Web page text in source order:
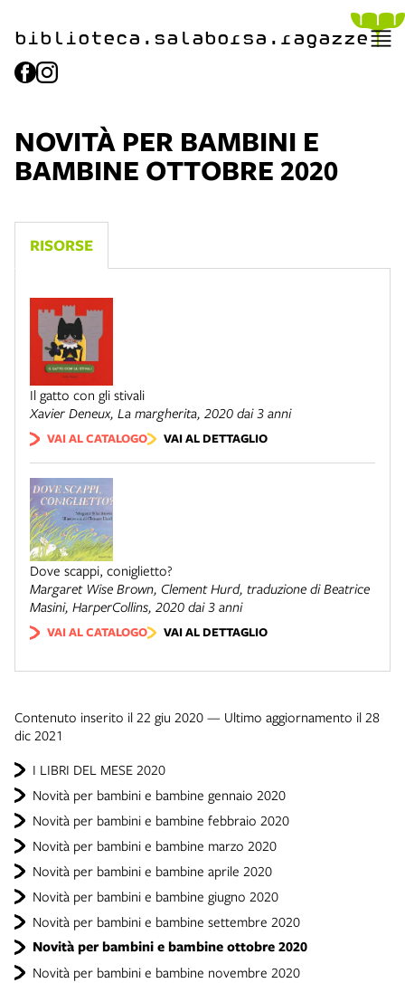
biblioteca.​salaborsa.ragazze
I LIBRI DEL MESE 2020
Novità per bambini e bambine gennaio 2020
Novità per bambini e bambine febbraio 2020
Novità per bambini e bambine marzo 2020
Novità per bambini e bambine aprile 2020
Novità per bambini e bambine giugno 2020
Novità per bambini e bambine settembre 2020
Novità per bambini e bambine ottobre 2020
Novità per bambini e bambine novembre 2020
NOVITÀ PER BAMBINI E
BAMBINE OTTOBRE 2020
RISORSE
Il gatto con gli stivali
Xavier Deneux, La margherita, 2020 dai 3 anni
VAI AL CATALOGO VAI AL DETTAGLIO
Dove scappi, coniglietto?
Margaret Wise Brown, Clement Hurd, traduzione di Beatrice
Masini, HarperCollins, 2020 dai 3 anni
VAI AL CATALOGO VAI AL DETTAGLIO
Contenuto inserito il 22 giu 2020 — Ultimo aggiornamento il 28
dic 2021